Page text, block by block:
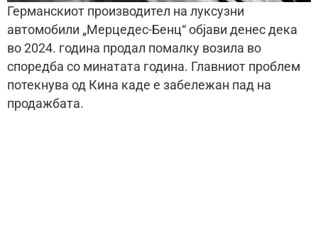
Германскиот производител на луксузни
автомобили „Мерцедес-Бенц“ објави денес дека
во 2024. година продал помалку возила во
споредба со минатата година. Главниот проблем
потекнува од Кина каде е забележан пад на
продажбата.